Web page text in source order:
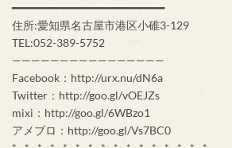
━━━━━━━━━━━━━━━━━━━━━━━━
住所:愛知県名古屋市港区小碓3-129
TEL:052-389-5752
————————————————
Facebook：http://urx.nu/dN6a
Twitter：http://goo.gl/vOEJZs
mixi：http://goo.gl/6WBzo1
アメブロ：http://goo.gl/Vs7BC0